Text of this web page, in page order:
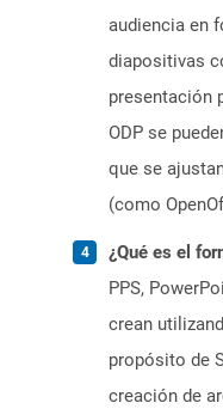
audiencia en
diapositivas
presentación
ODP se
que se
(como
¿Qué es el
PPS,
crean
propósito de
creación de